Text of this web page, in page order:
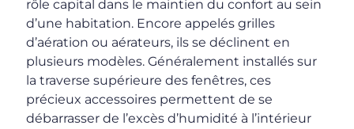
rôle capital dans le maintien du confort au sein
d’une habitation. Encore appelés grilles
d’aération ou aérateurs, ils se déclinent en
plusieurs modèles. Généralement installés sur
la traverse supérieure des fenêtres, ces
précieux accessoires permettent de se
débarrasser de l’excès d’humidité à l’intérieur